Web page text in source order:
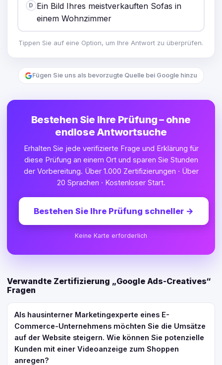
D Ein Bild Ihres meistverkauften Sofas in
einem Wohnzimmer
Tippen Sie auf eine Option, um Ihre Antwort zu überprüfen.
Fügen Sie uns als bevorzugte Quelle bei Google hinzu
Bestehen Sie Ihre Prüfung – ohne
endlose Antwortsuche
Erhalten Sie jede verifizierte Frage und Erklärung für
diese Prüfung an einem Ort und sparen Sie Stunden
der Vorbereitung. Über 1.000 Zertifizierungen · Über
20 Sprachen · Kostenloser Start.
Bestehen Sie Ihre Prüfung schneller →
Keine Karte erforderlich
Verwandte Zertifizierung „Google Ads-Creatives“
Fragen
Als hausinterner Marketingexperte eines E-
Commerce-Unternehmens möchten Sie die Umsätze
auf der Website steigern. Wie können Sie potenzielle
Kunden mit einer Videoanzeige zum Shoppen
anregen?